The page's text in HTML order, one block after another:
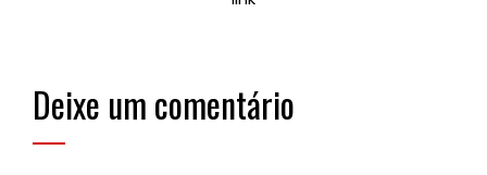
Deixe um comentário